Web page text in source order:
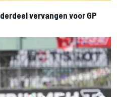
vervangen voor GP